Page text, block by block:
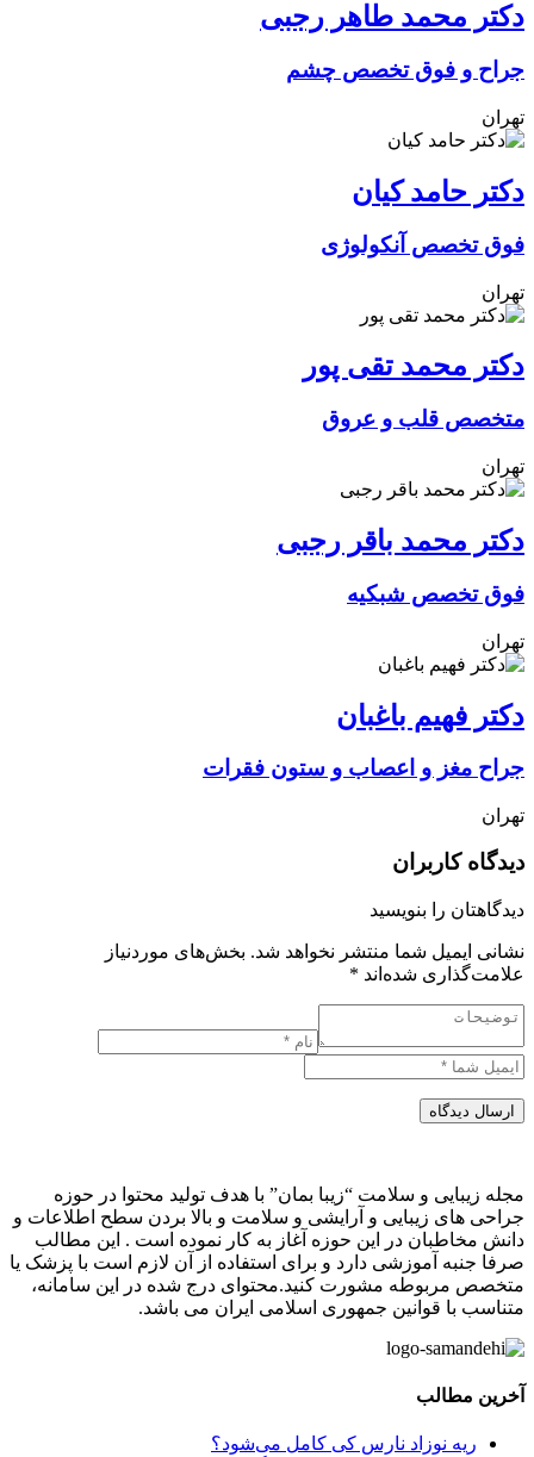
دکتر محمد طاهر رجبی
جراح و فوق تخصص چشم
تهران
دکتر حامد کیان
فوق تخصص آنکولوژی
تهران
دکتر محمد تقی پور
متخصص قلب و عروق
تهران
دکتر محمد باقر رجبی
فوق تخصص شبکیه
تهران
دکتر فهیم باغبان
جراح مغز و اعصاب و ستون فقرات
تهران
دیدگاه کاربران
دیدگاهتان را بنویسید
نشانی ایمیل شما منتشر نخواهد شد. بخش‌های موردنیاز
علامت‌گذاری شده‌اند *
ارسال دیدگاه
مجله زیبایی و سلامت “زیبا بمان” با هدف تولید محتوا در حوزه
جراحی های زیبایی و آرایشی و سلامت و بالا بردن سطح اطلاعات و
دانش مخاطبان در این حوزه آغاز به کار نموده است . این مطالب
صرفا جنبه آموزشی دارد و برای استفاده از آن لازم است با پزشک یا
متخصص مربوطه مشورت کنید.محتوای درج شده در این سامانه،
متناسب با قوانین جمهوری اسلامی ایران می باشد.
آخرین مطالب
ریه نوزاد نارس کی کامل می‌شود؟